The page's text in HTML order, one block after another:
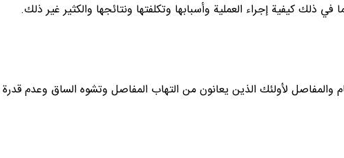
في ذلك كيفية إجراء العملية وأسبابها وتكلفتها ونتائجها والكثير غير ذلك.
والمفاصل لأولئك الذين يعانون من التهاب المفاصل وتشوه الساق وعدم